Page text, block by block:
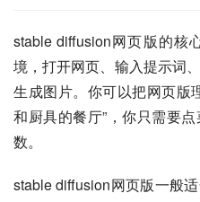
stable diffusion网页版的核
境，打开网页、输入提示词
生成图片。你可以把网页版
和厨具的餐厅”，你只需要
数。
stable diffusion网页版一般